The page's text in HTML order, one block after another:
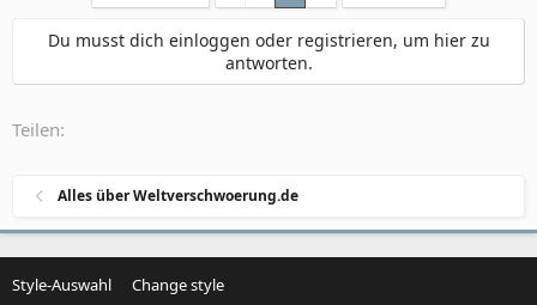
Du musst dich einloggen oder registrieren, um hier zu
antworten.
Teilen:
Alles über Weltverschwoerung.de
Style-Auswahl Change style